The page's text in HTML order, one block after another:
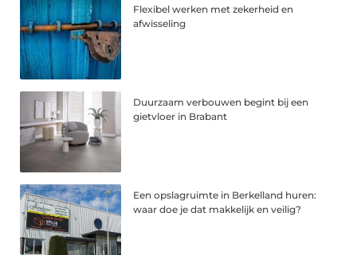
Flexibel werken met zekerheid en
afwisseling
Duurzaam verbouwen begint bij een
gietvloer in Brabant
Een opslagruimte in Berkelland huren:
waar doe je dat makkelijk en veilig?